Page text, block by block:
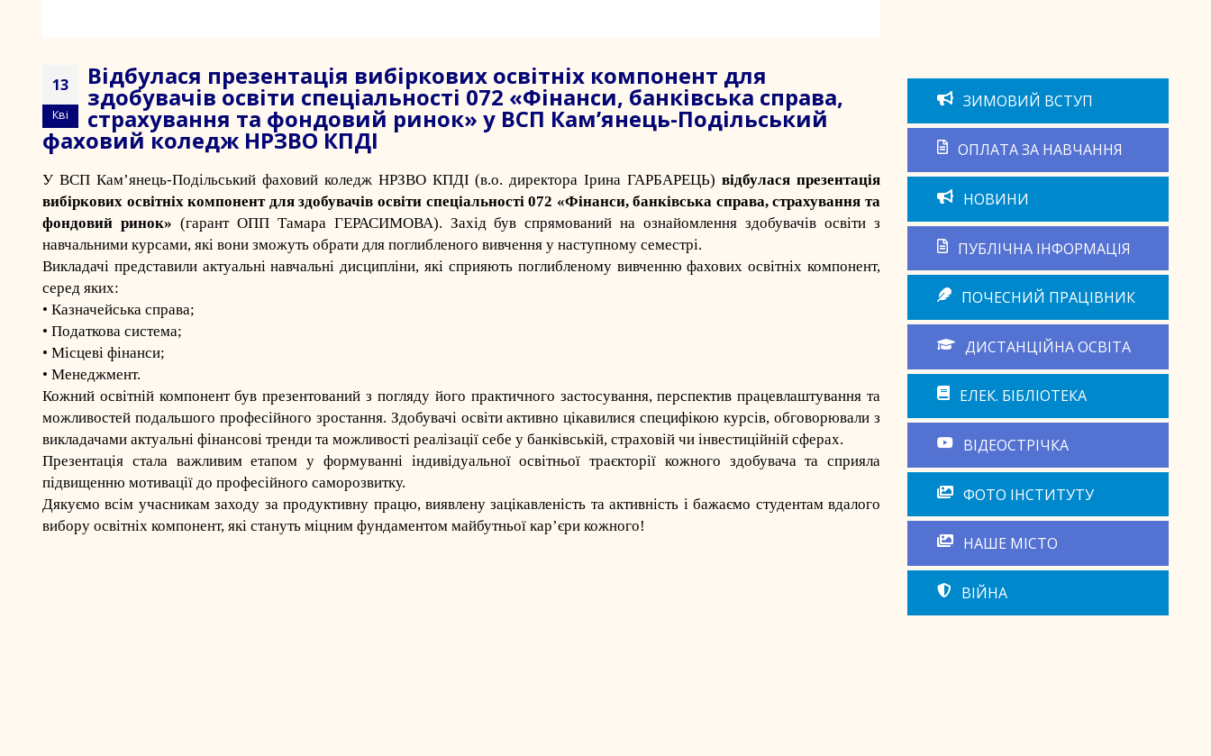
13
Кві
Відбулася презентація вибіркових освітніх компонент для
здобувачів освіти спеціальності 072 «Фінанси, банківська справа,
страхування та фондовий ринок» у ВСП Кам’янець-Подільський
фаховий коледж НРЗВО КПДІ
У ВСП Кам’янець-Подільський фаховий коледж НРЗВО КПДІ (в.о. директора Ірина ГАРБАРЕЦЬ)відбулася презентація
вибіркових освітніх компонент для здобувачів освіти спеціальності 072 «Фінанси, банківська справа, страхування та
фондовий ринок» (гарант ОПП Тамара ГЕРАСИМОВА). Захід був спрямований на ознайомлення здобувачів освіти з
навчальними курсами, які вони зможуть обрати для поглибленого вивчення у наступному семестрі.
Викладачі представили актуальні навчальні дисципліни, які сприяють поглибленому вивченню фахових освітніх компонент,
серед яких:
• Казначейська справа;
• Податкова система;
• Місцеві фінанси;
• Менеджмент.
Кожний освітній компонент був презентований з погляду його практичного застосування, перспектив працевлаштування та
можливостей подальшого професійного зростання. Здобувачі освіти активно цікавилися специфікою курсів, обговорювали з
викладачами актуальні фінансові тренди та можливості реалізації себе у банківській, страховій чи інвестиційній сферах.
Презентація стала важливим етапом у формуванні індивідуальної освітньої траєкторії кожного здобувача та сприяла
підвищенню мотивації до професійного саморозвитку.
Дякуємо всім учасникам заходу за продуктивну працю, виявлену зацікавленість та активність і бажаємо студентам вдалого
вибору освітніх компонент, які стануть міцним фундаментом майбутньої кар’єри кожного!
ЗИМОВИЙ ВСТУП
ОПЛАТА ЗА НАВЧАННЯ
НОВИНИ
ПУБЛІЧНА ІНФОРМАЦІЯ
ПОЧЕСНИЙ ПРАЦІВНИК
ДИСТАНЦІЙНА ОСВІТА
ЕЛЕК. БІБЛІОТЕКА
ВІДЕОСТРІЧКА
ФОТО ІНСТИТУТУ
НАШЕ МІСТО
ВІЙНА